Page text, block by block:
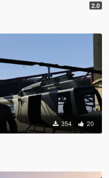
2.0
354 20